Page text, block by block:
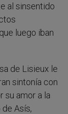
al sinsentido
luego iban
de Lisieux le
sintonía con
su amor a la
Asís,